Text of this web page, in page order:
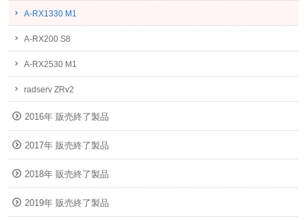
A-RX1330 M1
A-RX200 S8
A-RX2530 M1
radserv ZRv2
2016年 販売終了製品
2017年 販売終了製品
2018年 販売終了製品
2019年 販売終了製品